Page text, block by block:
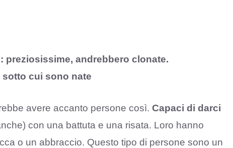
preziosissime, andrebbero clonate.
cui sono nate
avere accanto persone così. Capaci di darci
con una battuta e una risata. Loro hanno
o un abbraccio. Questo tipo di persone sono un